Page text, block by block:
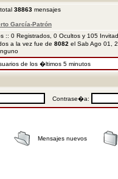
38863 mensajes
García-Patrón
:: 0 Registrados, 0 Ocultos y 105
a la vez fue de 8082 el Sab Ago 01,
de los �ltimos 5 minutos
Contrase�a:
Mensajes nuevos